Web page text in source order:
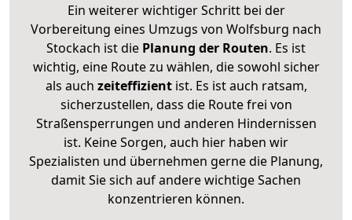
Ein weiterer wichtiger Schritt bei der
Vorbereitung eines Umzugs von Wolfsburg nach
Stockach ist die Planung der Routen. Es ist
wichtig, eine Route zu wählen, die sowohl sicher
als auch zeiteffizientist. Es ist auch ratsam,
sicherzustellen, dass die Route frei von
Straßensperrungen und anderen Hindernissen
ist. Keine Sorgen, auch hier haben wir
Spezialisten und übernehmen gerne die Planung,
damit Sie sich auf andere wichtige Sachen
konzentrieren können.